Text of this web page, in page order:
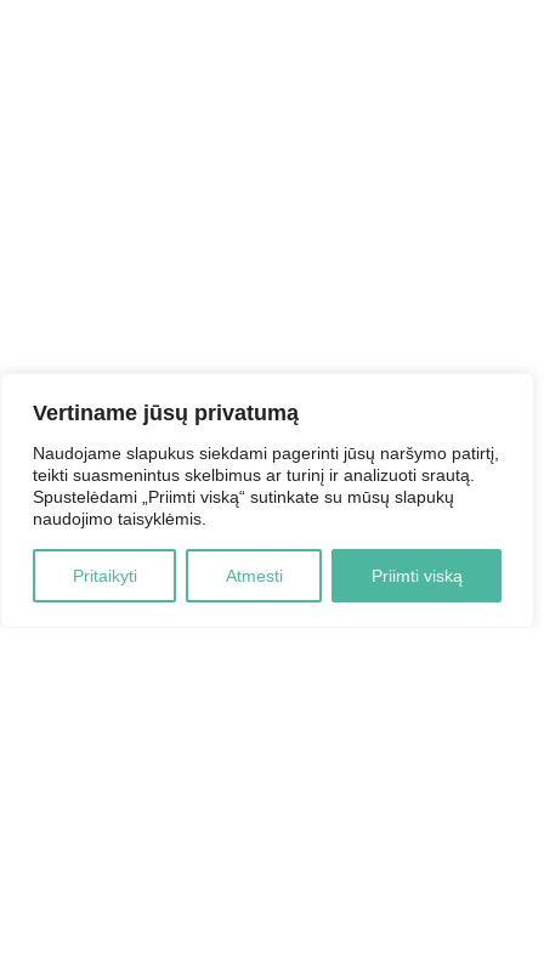
Vertiname jūsų privatumą
Naudojame slapukus siekdami pagerinti jūsų naršymo patirtį,
teikti suasmenintus skelbimus ar turinį ir analizuoti srautą.
Spustelėdami „Priimti viską“ sutinkate su mūsų slapukų
naudojimo taisyklėmis.
Pritaikyti Atmesti Priimti viską